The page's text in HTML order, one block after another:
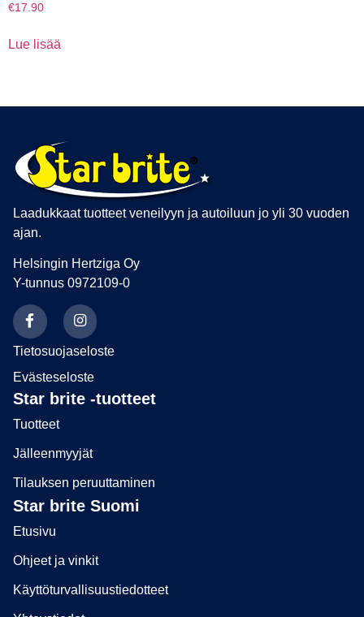
€17.90
Lue lisää
Laadukkaat tuotteet veneilyyn ja autoiluun jo yli 30 vuoden
ajan.
Helsingin Hertziga Oy
Y-tunnus 0972109-0
Tietosuojaseloste
Evästeseloste
Star brite -tuotteet
Tuotteet
Jälleenmyyjät
Tilauksen peruuttaminen
Star brite Suomi
Etusivu
Ohjeet ja vinkit
Käyttöturvallisuustiedotteet